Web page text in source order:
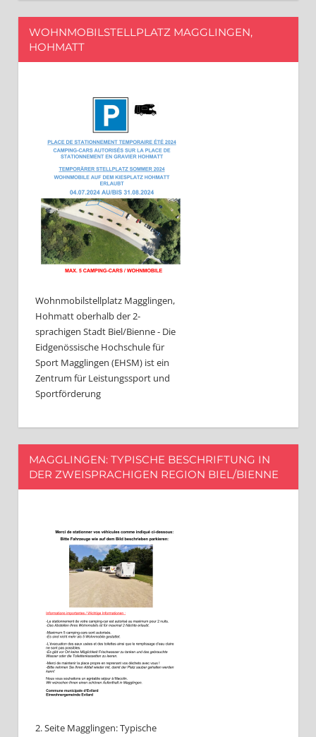
WOHNMOBILSTELLPLATZ MAGGLINGEN,
HOHMATT
Wohnmobilstellplatz Magglingen,
Hohmatt oberhalb der 2-
sprachigen Stadt Biel/Bienne - Die
Eidgenössische Hochschule für
Sport Magglingen (EHSM) ist ein
Zentrum für Leistungssport und
Sportförderung
MAGGLINGEN: TYPISCHE BESCHRIFTUNG IN
DER ZWEISPRACHIGEN REGION BIEL/BIENNE
2. Seite Magglingen: Typische